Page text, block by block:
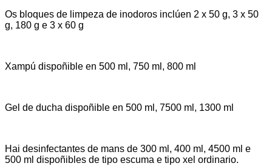
Os bloques de limpeza de inodoros inclúen 2 x 50 g, 3 x 50
g, 180 g e 3 x 60 g
Xampú dispoñible en 500 ml, 750 ml, 800 ml
Gel de ducha dispoñible en 500 ml, 7500 ml, 1300 ml
Hai desinfectantes de mans de 300 ml, 400 ml, 4500 ml e
500 ml dispoñibles de tipo escuma e tipo xel ordinario.